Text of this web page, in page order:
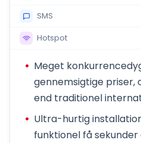
SMS
Hotspot
Meget
gennemsigtige priser,
end traditionel
Ultra-hurtig
funktionel få